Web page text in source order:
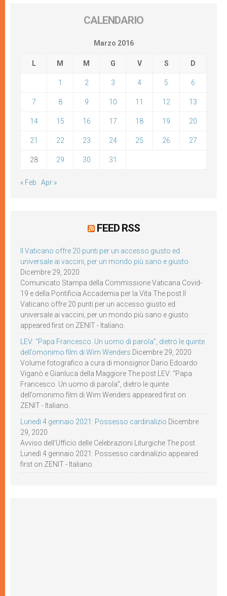
CALENDARIO
Marzo 2016
L M M G V S D
1 2 3 4 5 6
7 8 9 10 11 12 13
14 15 16 17 18 19 20
21 22 23 24 25 26 27
28 29 30 31
« Feb Apr »
FEED RSS
Il Vaticano offre 20 punti per un accesso giusto ed
universale ai vaccini, per un mondo più sano e giusto
Dicembre 29, 2020
Comunicato Stampa della Commissione Vaticana Covid-
19 e della Pontificia Accademia per la Vita The post Il
Vaticano offre 20 punti per un accesso giusto ed
universale ai vaccini, per un mondo più sano e giusto
appeared first on ZENIT - Italiano.
LEV: “Papa Francesco. Un uomo di parola”, dietro le quinte
dell’omonimo film di Wim Wenders Dicembre 29, 2020
Volume fotografico a cura di monsignor Dario Edoardo
Viganò e Gianluca della Maggiore The post LEV: “Papa
Francesco. Un uomo di parola”, dietro le quinte
dell’omonimo film di Wim Wenders appeared first on
ZENIT - Italiano.
Lunedì 4 gennaio 2021: Possesso cardinalizio Dicembre
29, 2020
Avviso dell’Ufficio delle Celebrazioni Liturgiche The post
Lunedì 4 gennaio 2021: Possesso cardinalizio appeared
first on ZENIT - Italiano.